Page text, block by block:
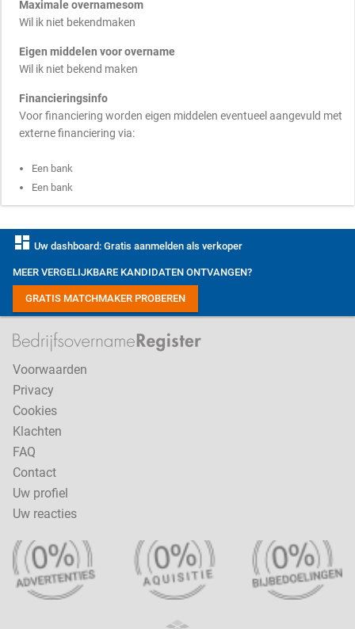
Maximale overnamesom
Wil ik niet bekendmaken
Eigen middelen voor overname
Wil ik niet bekend maken
Financieringsinfo
Voor financiering worden eigen middelen eventueel aangevuld met
externe financiering via:
Een bank
Een bank
dashboard Uw dashboard: Gratis aanmelden als verkoper
MEER VERGELIJKBARE KANDIDATEN ONTVANGEN?
GRATIS MATCHMAKER PROBEREN
Voorwaarden
Privacy
Cookies
Klachten
FAQ
Contact
Uw profiel
Uw reacties